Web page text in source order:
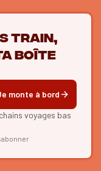
train,
boîte
monte à bord
voyages bas